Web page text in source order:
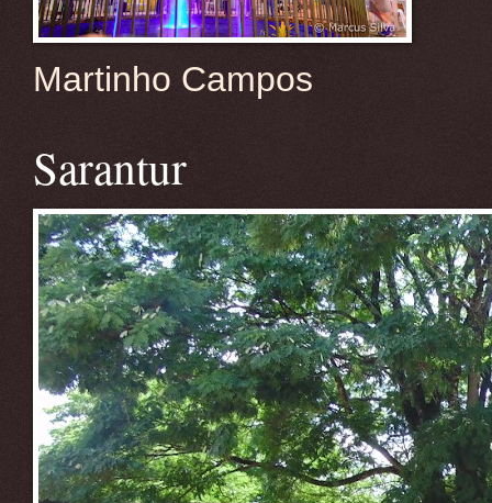
Martinho Campos
Sarantur